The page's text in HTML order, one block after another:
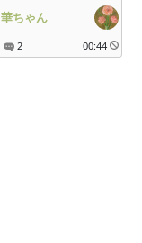
華ちゃん
2
00:44